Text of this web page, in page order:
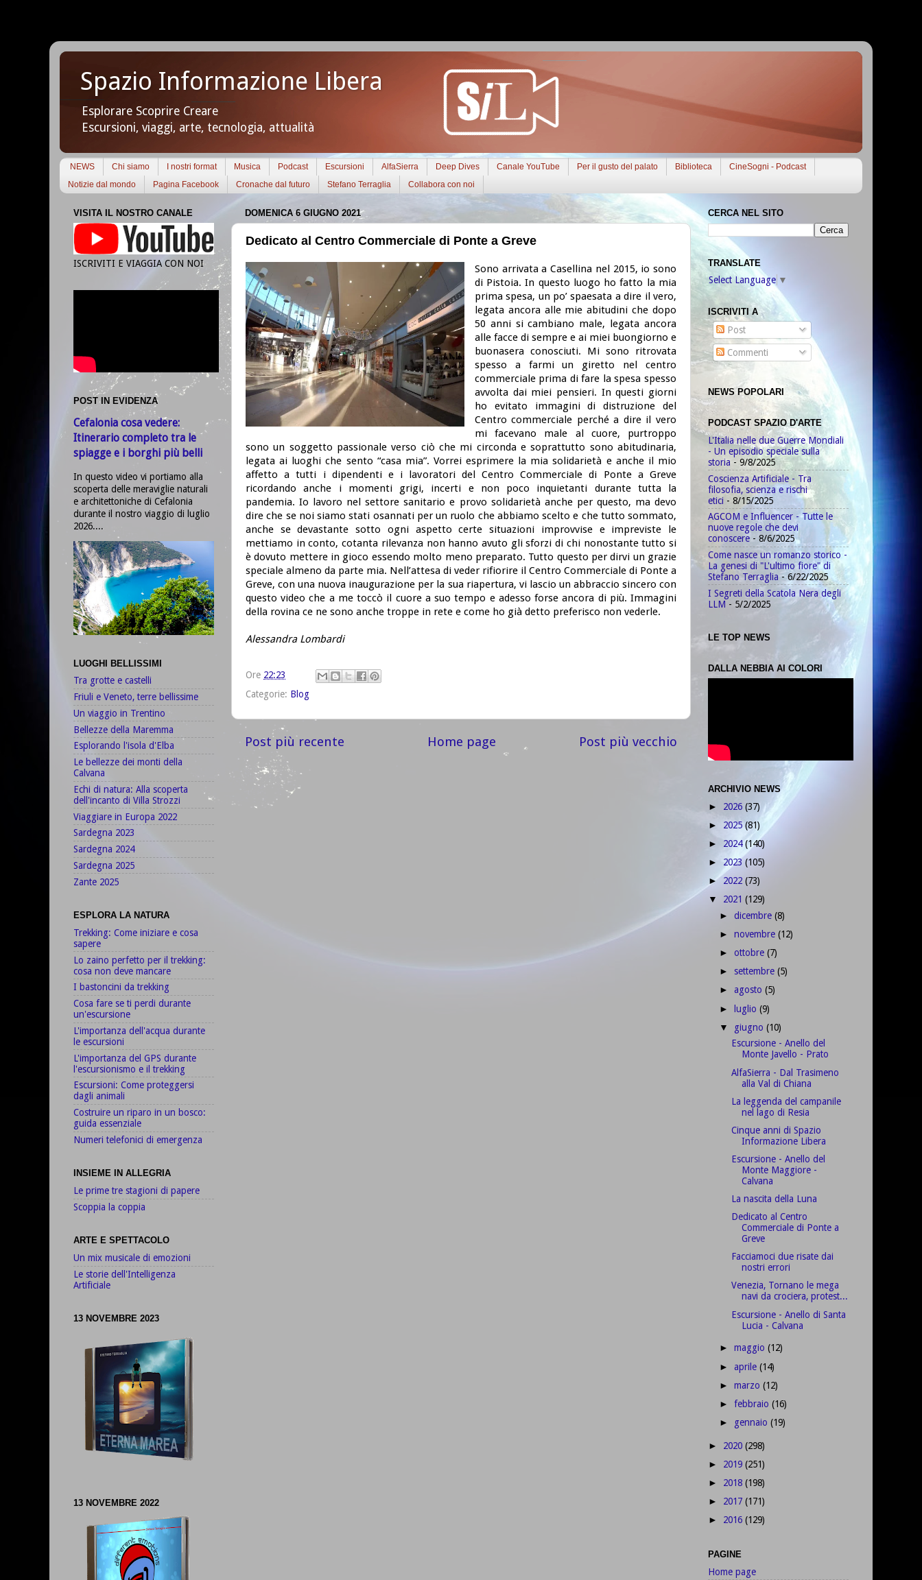
Spazio Informazione Libera
Esplorare Scoprire Creare
Escursioni, viaggi, arte, tecnologia, attualità
NEWS Chi siamo I nostri format Musica Podcast Escursioni AlfaSierra Deep Dives Canale YouTube Per il gusto del palato Biblioteca
CineSogni - Podcast
Notizie dal mondo
Pagina Facebook Cronache dal futuro Stefano Terraglia Collabora con noi
DOMENICA 6 GIUGNO 2021
Dedicato al Centro Commerciale di Ponte a Greve
Sono arrivata a Casellina nel 2015, io sono
di Pistoia. In questo luogo ho fatto la mia
prima spesa, un po’ spaesata a dire il vero,
legata ancora alle mie abitudini che dopo
50 anni si cambiano male, legata ancora
alle facce di sempre e ai miei buongiorno e
buonasera conosciuti. Mi sono ritrovata
spesso a farmi un giretto nel centro
commerciale prima di fare la spesa spesso
avvolta dai miei pensieri. In questi giorni
ho evitato immagini di distruzione del
Centro commerciale perché a dire il vero
mi facevano male al cuore, purtroppo
sono un soggetto passionale verso ciò che mi circonda e soprattutto sono abitudinaria,
legata ai luoghi che sento “casa mia”. Vorrei esprimere la mia solidarietà e anche il mio
affetto a tutti i dipendenti e i lavoratori del Centro Commerciale di Ponte a Greve
ricordando anche i momenti grigi, incerti e non poco inquietanti durante tutta la
pandemia. Io lavoro nel settore sanitario e provo solidarietà anche per questo, ma devo
dire che se noi siamo stati osannati per un ruolo che abbiamo scelto e che tutto sommato,
anche se devastante sotto ogni aspetto certe situazioni improvvise e impreviste le
mettiamo in conto, cotanta rilevanza non hanno avuto gli sforzi di chi nonostante tutto si
è dovuto mettere in gioco essendo molto meno preparato. Tutto questo per dirvi un grazie
speciale almeno da parte mia. Nell’attesa di veder rifiorire il Centro Commerciale di Ponte a
Greve, con una nuova inaugurazione per la sua riapertura, vi lascio un abbraccio sincero con
questo video che a me toccò il cuore a suo tempo e adesso forse ancora di più. Immagini
della rovina ce ne sono anche troppe in rete e come ho già detto preferisco non vederle.
Alessandra Lombardi
Ore 22:23
Categorie: Blog
Post più recente Post più vecchio
Home page
VISITA IL NOSTRO CANALE
ISCRIVITI E VIAGGIA CON NOI
POST IN EVIDENZA
Cefalonia cosa vedere:
Itinerario completo tra le
spiagge e i borghi più belli
In questo video vi portiamo alla
scoperta delle meraviglie naturali
e architettoniche di Cefalonia
durante il nostro viaggio di luglio
2026....
LUOGHI BELLISSIMI
Tra grotte e castelli
Friuli e Veneto, terre bellissime
Un viaggio in Trentino
Bellezze della Maremma
Esplorando l'isola d'Elba
Le bellezze dei monti della
Calvana
Echi di natura: Alla scoperta
dell'incanto di Villa Strozzi
Viaggiare in Europa 2022
Sardegna 2023
Sardegna 2024
Sardegna 2025
Zante 2025
ESPLORA LA NATURA
Trekking: Come iniziare e cosa
sapere
Lo zaino perfetto per il trekking:
cosa non deve mancare
I bastoncini da trekking
Cosa fare se ti perdi durante
un'escursione
L'importanza dell'acqua durante
le escursioni
L'importanza del GPS durante
l'escursionismo e il trekking
Escursioni: Come proteggersi
dagli animali
Costruire un riparo in un bosco:
guida essenziale
Numeri telefonici di emergenza
INSIEME IN ALLEGRIA
Le prime tre stagioni di papere
Scoppia la coppia
ARTE E SPETTACOLO
Un mix musicale di emozioni
Le storie dell'Intelligenza
Artificiale
13 NOVEMBRE 2023
13 NOVEMBRE 2022
CERCA NEL SITO
TRANSLATE
Select Language ▼
ISCRIVITI A
Post
Commenti
NEWS POPOLARI
PODCAST SPAZIO D'ARTE
L'Italia nelle due Guerre Mondiali
- Un episodio speciale sulla
storia - 9/8/2025
Coscienza Artificiale - Tra
filosofia, scienza e rischi
etici - 8/15/2025
AGCOM e Influencer - Tutte le
nuove regole che devi
conoscere - 8/6/2025
Come nasce un romanzo storico -
La genesi di "L'ultimo fiore" di
Stefano Terraglia - 6/22/2025
I Segreti della Scatola Nera degli
LLM - 5/2/2025
LE TOP NEWS
DALLA NEBBIA AI COLORI
ARCHIVIO NEWS
► 2026 (37)
► 2025(81)
► 2024(140)
► 2023 (105)
► 2022 (73)
▼ 2021 (129)
►dicembre(8)
►novembre(12)
►ottobre(7)
► settembre(5)
►agosto(5)
► luglio(9)
▼ giugno(10)
Escursione - Anello del
Monte Javello - Prato
AlfaSierra - Dal Trasimeno
alla Val di Chiana
La leggenda del campanile
nel lago di Resia
Cinque anni di Spazio
Informazione Libera
Escursione - Anello del
Monte Maggiore -
Calvana
La nascita della Luna
Dedicato al Centro
Commerciale di Ponte a
Greve
Facciamoci due risate dai
nostri errori
Venezia, Tornano le mega
navi da crociera, protest...
Escursione - Anello di Santa
Lucia - Calvana
►maggio(12)
►aprile(14)
►marzo(12)
►febbraio(16)
► gennaio(19)
► 2020 (298)
► 2019 (251)
► 2018 (198)
► 2017 (171)
► 2016 (129)
PAGINE
Home page